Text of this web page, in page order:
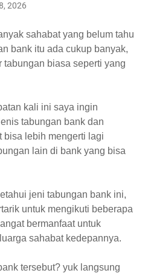
2026
sahabat yang belum tahu
bank itu ada cukup banyak,
biasa seperti yang
kali ini saya ingin
tabungan bank dan
bisa lebih mengerti lagi
lain di bank yang bisa
jeni tabungan bank ini,
untuk mengikuti beberapa
bermanfaat untuk
sahabat kedepannya.
tersebut? yuk langsung